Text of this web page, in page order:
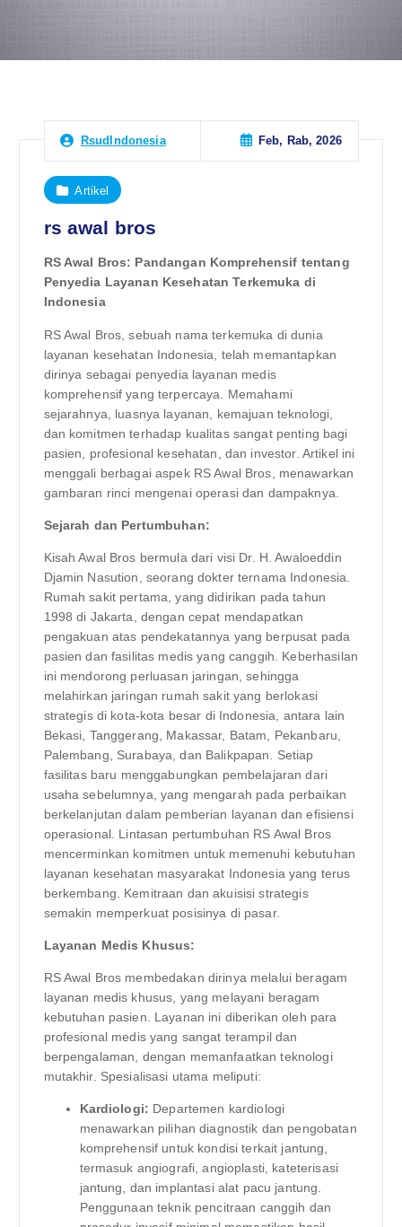
RsudIndonesia Feb, Rab, 2026
Artikel
rs awal bros
RS Awal Bros: Pandangan Komprehensif tentang
Penyedia Layanan Kesehatan Terkemuka di
Indonesia
RS Awal Bros, sebuah nama terkemuka di dunia
layanan kesehatan Indonesia, telah memantapkan
dirinya sebagai penyedia layanan medis
komprehensif yang terpercaya. Memahami
sejarahnya, luasnya layanan, kemajuan teknologi,
dan komitmen terhadap kualitas sangat penting bagi
pasien, profesional kesehatan, dan investor. Artikel ini
menggali berbagai aspek RS Awal Bros, menawarkan
gambaran rinci mengenai operasi dan dampaknya.
Sejarah dan Pertumbuhan:
Kisah Awal Bros bermula dari visi Dr. H. Awaloeddin
Djamin Nasution, seorang dokter ternama Indonesia.
Rumah sakit pertama, yang didirikan pada tahun
1998 di Jakarta, dengan cepat mendapatkan
pengakuan atas pendekatannya yang berpusat pada
pasien dan fasilitas medis yang canggih. Keberhasilan
ini mendorong perluasan jaringan, sehingga
melahirkan jaringan rumah sakit yang berlokasi
strategis di kota-kota besar di Indonesia, antara lain
Bekasi, Tanggerang, Makassar, Batam, Pekanbaru,
Palembang, Surabaya, dan Balikpapan. Setiap
fasilitas baru menggabungkan pembelajaran dari
usaha sebelumnya, yang mengarah pada perbaikan
berkelanjutan dalam pemberian layanan dan efisiensi
operasional. Lintasan pertumbuhan RS Awal Bros
mencerminkan komitmen untuk memenuhi kebutuhan
layanan kesehatan masyarakat Indonesia yang terus
berkembang. Kemitraan dan akuisisi strategis
semakin memperkuat posisinya di pasar.
Layanan Medis Khusus:
RS Awal Bros membedakan dirinya melalui beragam
layanan medis khusus, yang melayani beragam
kebutuhan pasien. Layanan ini diberikan oleh para
profesional medis yang sangat terampil dan
berpengalaman, dengan memanfaatkan teknologi
mutakhir. Spesialisasi utama meliputi:
Kardiologi: Departemen kardiologi
menawarkan pilihan diagnostik dan pengobatan
komprehensif untuk kondisi terkait jantung,
termasuk angiografi, angioplasti, kateterisasi
jantung, dan implantasi alat pacu jantung.
Penggunaan teknik pencitraan canggih dan